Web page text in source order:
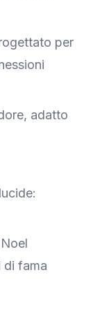
per
adatto
di fama